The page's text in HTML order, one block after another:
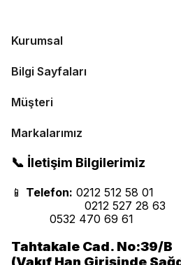
Kurumsal
Bilgi Sayfaları
Müşteri
Markalarımız
📞 İletişim Bilgilerimiz
📱 Telefon: 0212 512 58 01
0212
0532 470 69 61
Tahtakale Cad. No:39/B